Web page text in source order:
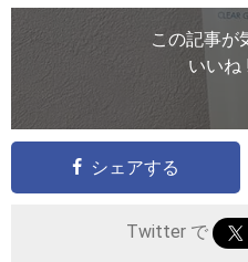
この記事が
いいね
シェアする
Twitter で